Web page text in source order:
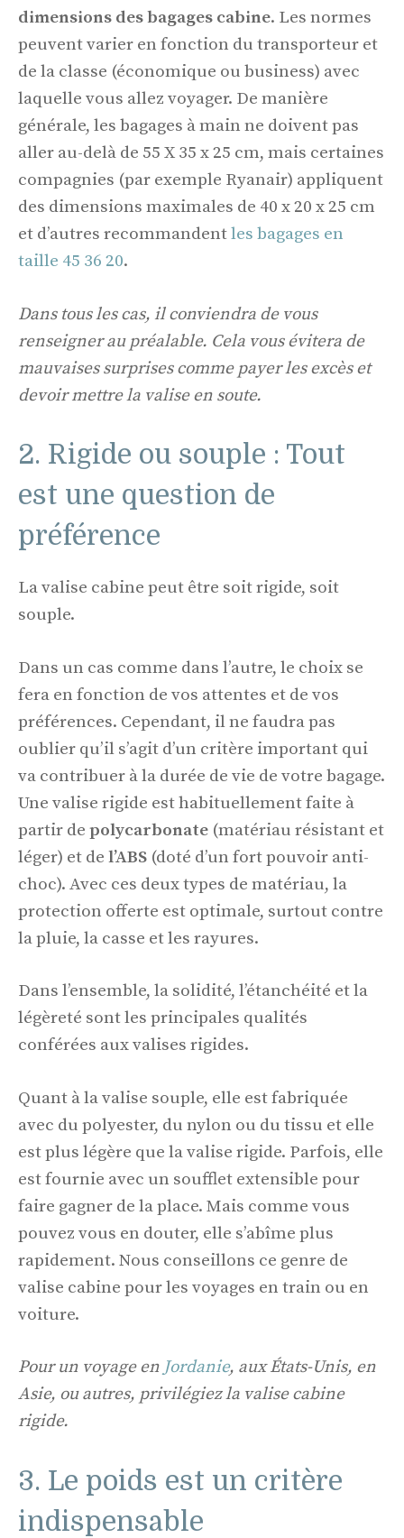
dimensions des bagages cabine. Les normes
peuvent varier en fonction du transporteur et
de la classe (économique ou business) avec
laquelle vous allez voyager. De manière
générale, les bagages à main ne doivent pas
aller au-delà de 55 X 35 x 25 cm, mais certaines
compagnies (par exemple Ryanair) appliquent
des dimensions maximales de 40 x 20 x 25 cm
et d’autres recommandentles bagages en
taille 45 36 20.
Dans tous les cas, il conviendra de vous
renseigner au préalable. Cela vous évitera de
mauvaises surprises comme payer les excès et
devoir mettre la valise en soute.
2. Rigide ou souple : Tout
est une question de
préférence
La valise cabine peut être soit rigide, soit
souple.
Dans un cas comme dans l’autre, le choix se
fera en fonction de vos attentes et de vos
préférences. Cependant, il ne faudra pas
oublier qu’il s’agit d’un critère important qui
va contribuer à la durée de vie de votre bagage.
Une valise rigide est habituellement faite à
partir de polycarbonate (matériau résistant et
léger) et de l’ABS (doté d’un fort pouvoir anti-
choc). Avec ces deux types de matériau, la
protection offerte est optimale, surtout contre
la pluie, la casse et les rayures.
Dans l’ensemble, la solidité, l’étanchéité et la
légèreté sont les principales qualités
conférées aux valises rigides.
Quant à la valise souple, elle est fabriquée
avec du polyester, du nylon ou du tissu et elle
est plus légère que la valise rigide. Parfois, elle
est fournie avec un soufflet extensible pour
faire gagner de la place. Mais comme vous
pouvez vous en douter, elle s’abîme plus
rapidement. Nous conseillons ce genre de
valise cabine pour les voyages en train ou en
voiture.
Pour un voyage en Jordanie, aux États-Unis, en
Asie, ou autres, privilégiez la valise cabine
rigide.
3. Le poids est un critère
indispensable